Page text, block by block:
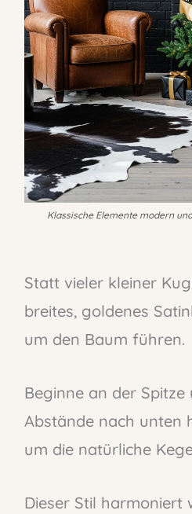
Klassische Elemente modern
Statt vieler kleiner
breites, goldenes
um den Baum führen.
Beginne an der Spitze
Abstände nach unten
um die natürliche
Dieser Stil harmoniert